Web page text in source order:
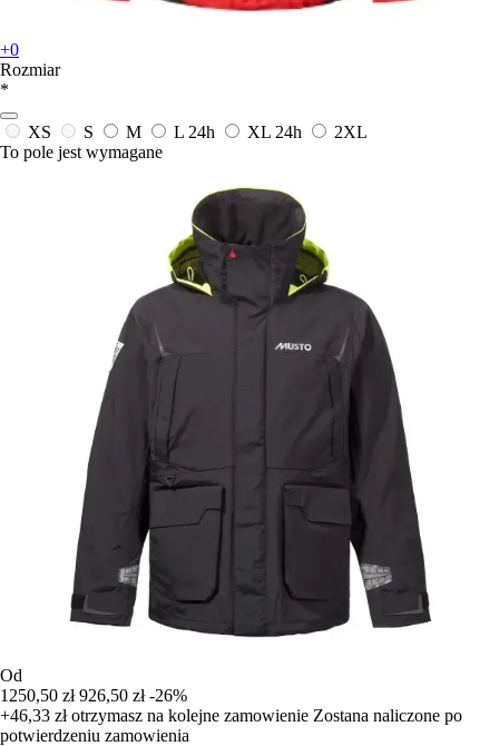
+0
Rozmiar
*
XS S M L 24h XL 24h
2XL
To pole jest wymagane
Od
1250,50 zł 926,50 zł -26%
+46,33 złotrzymasz na kolejne zamowienie Zostana naliczone po
potwierdzeniu zamowienia